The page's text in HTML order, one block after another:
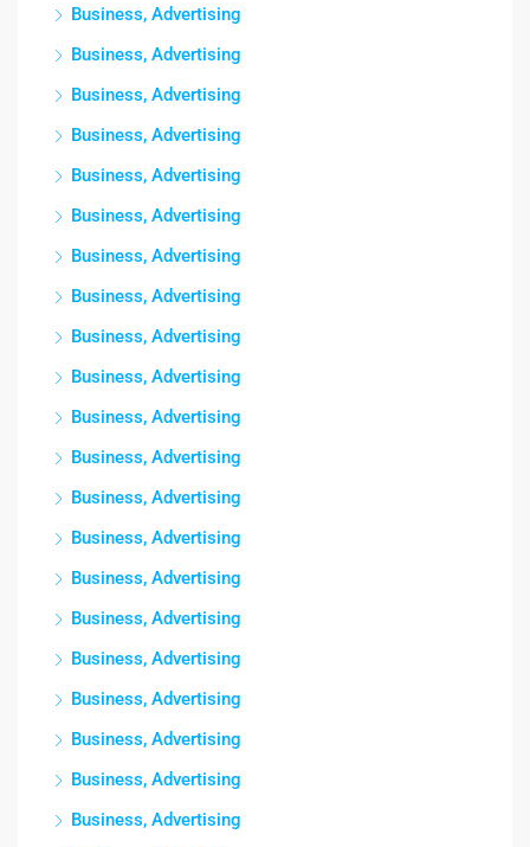
Business, Advertising
Business, Advertising
Business, Advertising
Business, Advertising
Business, Advertising
Business, Advertising
Business, Advertising
Business, Advertising
Business, Advertising
Business, Advertising
Business, Advertising
Business, Advertising
Business, Advertising
Business, Advertising
Business, Advertising
Business, Advertising
Business, Advertising
Business, Advertising
Business, Advertising
Business, Advertising
Business, Advertising